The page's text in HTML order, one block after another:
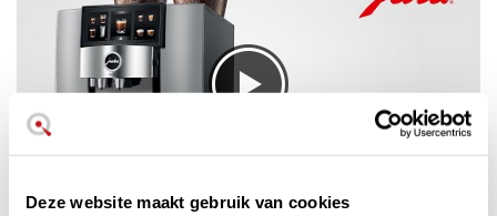
Deze website maakt gebruik van cookies